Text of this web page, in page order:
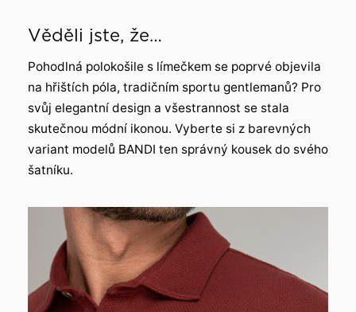
Věděli jste, že…
Pohodlná polokošile s límečkem se poprvé objevila
na hřištích póla, tradičním sportu gentlemanů? Pro
svůj elegantní design a všestrannost se stala
skutečnou módní ikonou. Vyberte si z barevných
variant modelů BANDI ten správný kousek do svého
šatníku.